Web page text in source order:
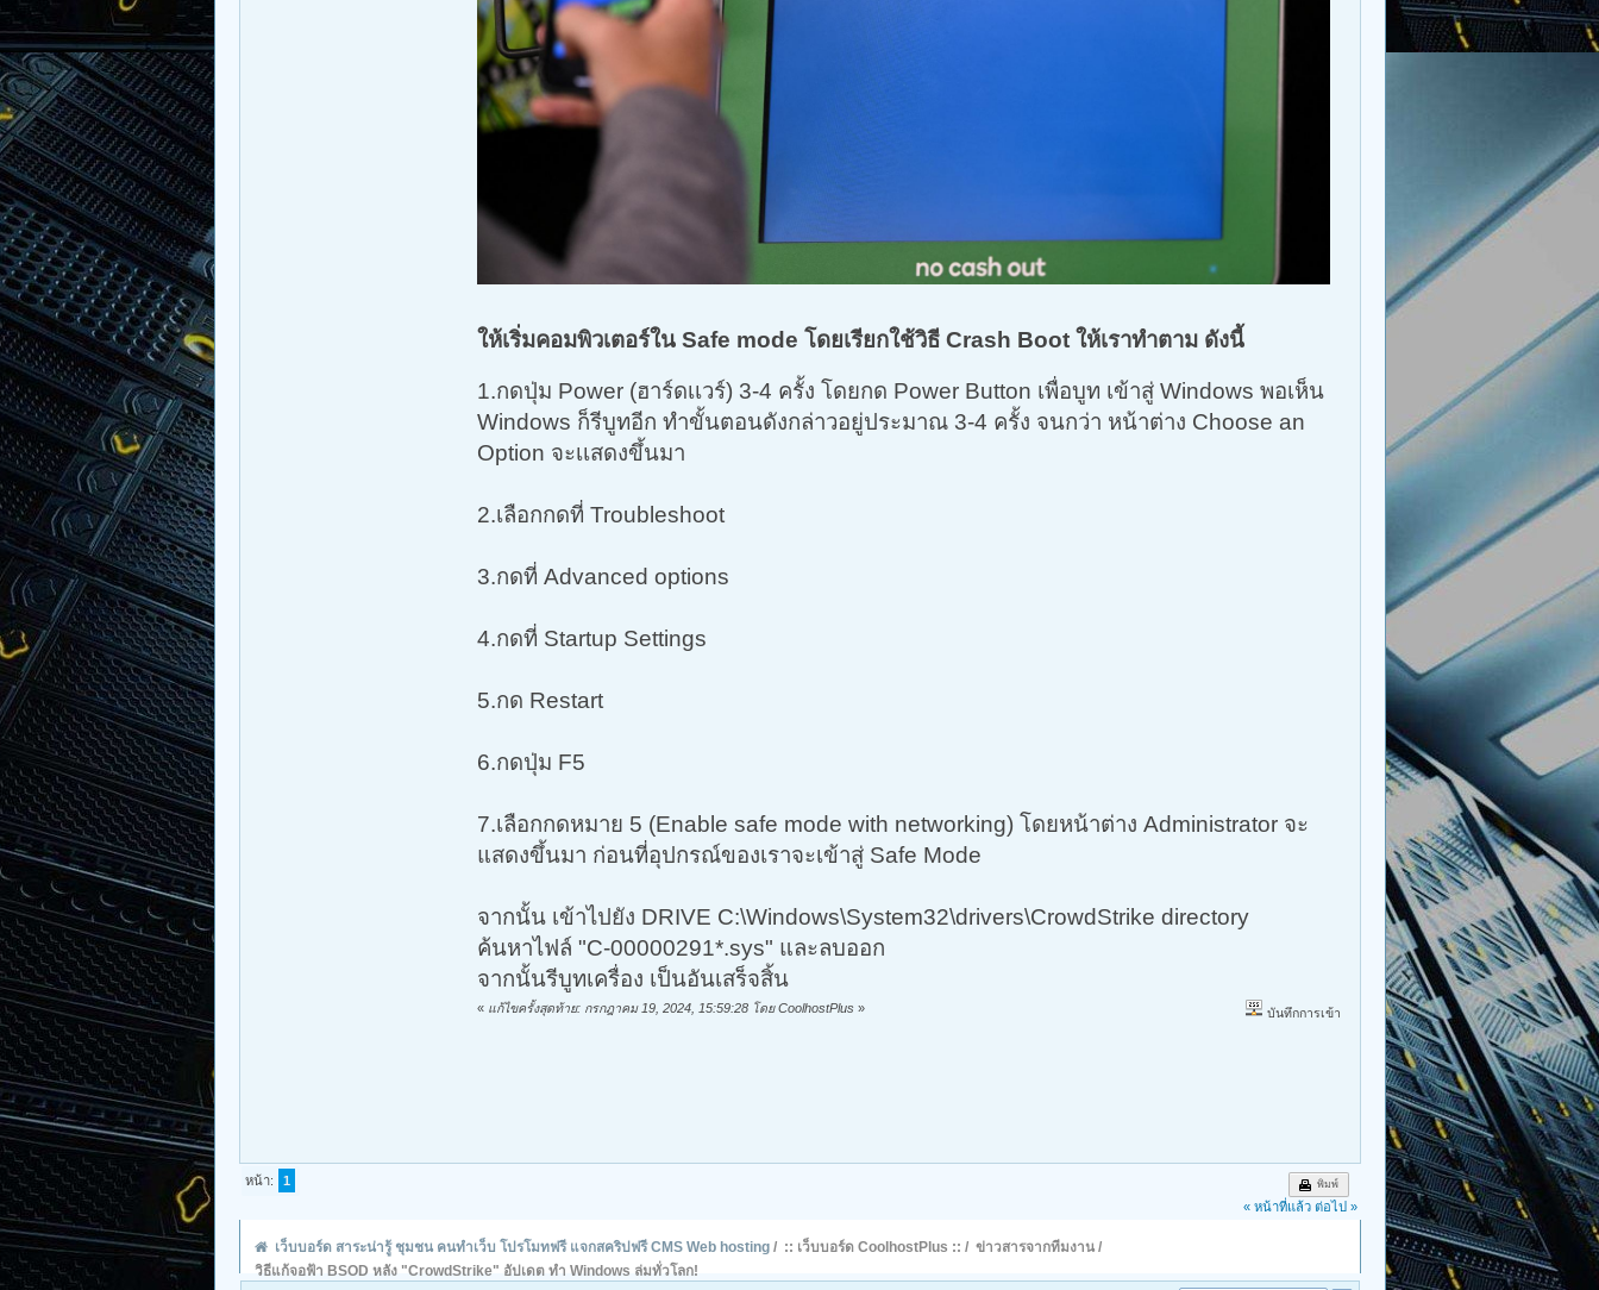
ให้เริ่มคอมพิวเตอร์ใน Safe mode โดยเรียกใช้วิธี Crash Boot ให้เราทำตาม ดังนี้
1.กดปุ่ม Power (ฮาร์ดเเวร์) 3-4 ครั้ง โดยกด Power Button เพื่อบูท เข้าสู่ Windows พอเห็น
Windows ก็รีบูทอีก ทำขั้นตอนดังกล่าวอยู่ประมาณ 3-4 ครั้ง จนกว่า หน้าต่าง Choose an
Option จะเเสดงขึ้นมา
2.เลือกกดที่ Troubleshoot
3.กดที่ Advanced options
4.กดที่ Startup Settings
5.กด Restart
6.กดปุ่ม F5
7.เลือกกดหมาย 5 (Enable safe mode with networking) โดยหน้าต่าง Administrator จะ
แสดงขึ้นมา ก่อนที่อุปกรณ์ของเราจะเข้าสู่ Safe Mode
จากนั้น เข้าไปยัง DRIVE C:\Windows\System32\drivers\CrowdStrike directory
ค้นหาไฟล์ "C-00000291*.sys" และลบออก
จากนั้นรีบูทเครื่อง เป็นอันเสร็จสิ้น
« แก้ไขครั้งสุดท้าย: กรกฎาคม 19, 2024, 15:59:28 โดย CoolhostPlus » บันทึกการเข้า
พิมพ์
หน้า:
1
« หน้าที่แล้ว ต่อไป »
เว็บบอร์ด สาระน่ารู้ ชุมชน คนทำเว็บ โปรโมทฟรี แจกสคริปฟรี CMS Web hosting/ :: เว็บบอร์ด CoolhostPlus :: / ข่าวสารจากทีมงาน/
วิธีแก้จอฟ้า BSOD หลัง "CrowdStrike" อัปเดต ทำ Windows ล่มทั่วโลก!